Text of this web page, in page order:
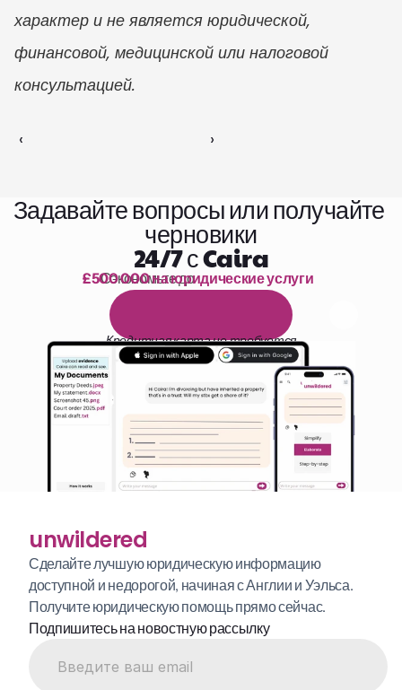
характер и не является юридической,
финансовой, медицинской или налоговой
консультацией.
‹ ›
Задавайте вопросы или получайте
черновики
24/7 с Caira
1 000 часов чтения
Сэкономьте до
£500 000 на юридические услуги
ы е
Кредитная карта не требуется
unwildered
Сделайте лучшую юридическую информацию
доступной и недорогой, начиная с Англии и Уэльса.
Получите юридическую помощь прямо сейчас.
Подпишитесь на новостную рассылку